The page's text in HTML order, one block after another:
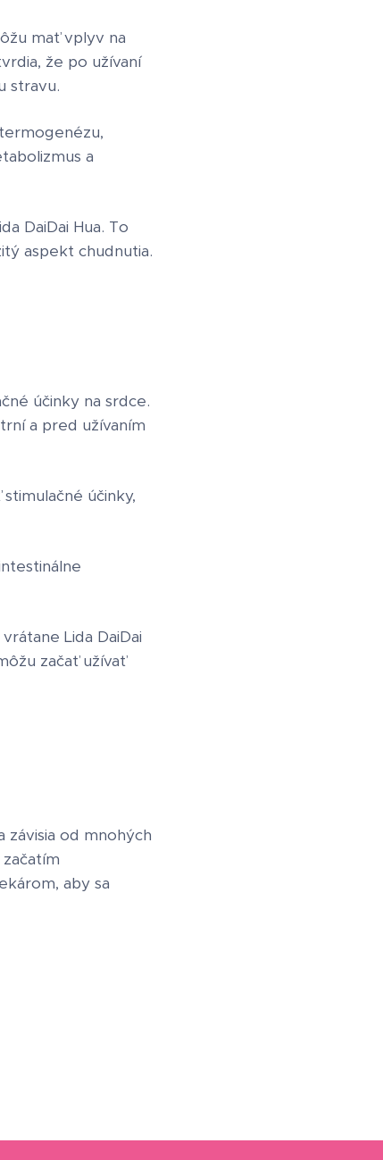
mať vplyv na
že po užívaní
stravu.
a
DaiDai Hua. To
aspekt chudnutia.
účinky na srdce.
a pred užívaním
účinky,
Lida DaiDai
začať užívať
závisia od mnohých
aby sa